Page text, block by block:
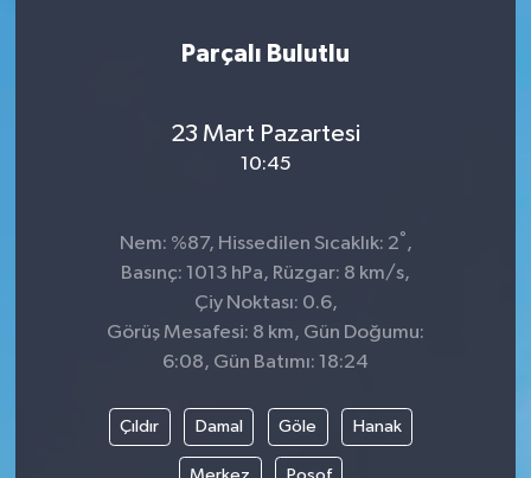
Parçalı Bulutlu
23 Mart Pazartesi
10:45
Nem: %87, Hissedilen Sıcaklık: 2° ,
Basınç: 1013 hPa, Rüzgar: 8 km/s,
Çiy Noktası: 0.6,
Görüş Mesafesi: 8 km, Gün Doğumu:
6:08, Gün Batımı: 18:24
Çıldır Damal Göle Hanak